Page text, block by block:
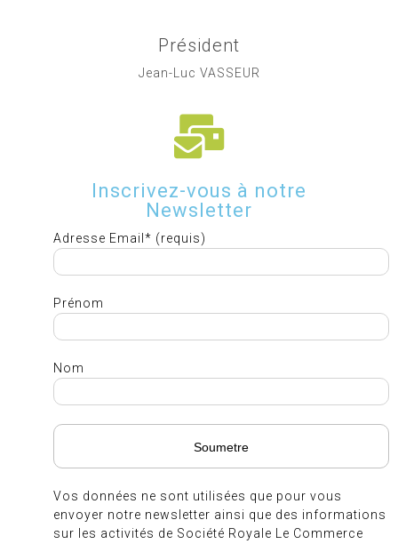
Président
Jean-Luc VASSEUR
Inscrivez-vous à notre
Newsletter
Adresse Email* (requis)
Prénom
Nom
Vos données ne sont utilisées que pour vous
envoyer notre newsletter ainsi que des informations
sur les activités de Société Royale Le Commerce